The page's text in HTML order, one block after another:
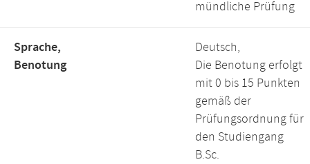
mündliche Prüfung
Sprache,
Benotung
Deutsch,
Die Benotung erfolgt
mit 0 bis 15 Punkten
gemäß der
Prüfungsordnung für
den Studiengang
B.Sc.